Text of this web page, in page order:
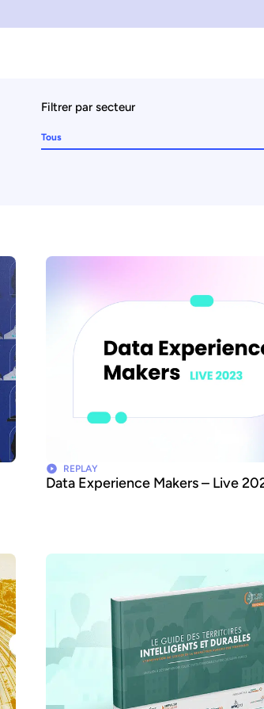
Filtrer par secteur
Tous
REPLAY
Data Experience Makers – Live